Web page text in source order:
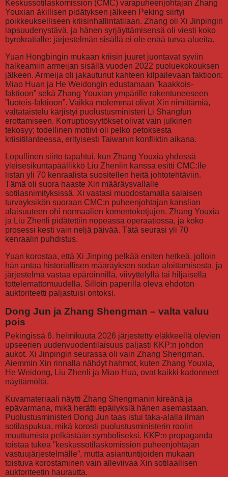
Keskussotilaskomission (CMC) varapuheenjohtajan Zhang
Youxian äkillisen pidätyksen jälkeen Peking siirtyi
poikkeukselliseen kriisinhallintatilaan. Zhang oli Xi Jinpingin
lapsuudenystävä, ja hänen syrjäyttämisensä oli viesti koko
byrokratialle: järjestelmän sisällä ei ole enää turva-alueita.
Yuan Hongbingin mukaan kriisin juuret juontavat syviin
halkeamiin armeijan sisällä vuoden 2022 puoluekokouksen
jälkeen. Armeija oli jakautunut kahteen kilpailevaan faktioon:
Miao Huan ja He Weidongin edustamaan ”kaakkois-
faktioon” sekä Zhang Youxian ympärille rakentuneeseen
”luoteis-faktioon”. Vaikka molemmat olivat Xin nimittämiä,
valtataistelu kärjistyi puolustusministeri Li Shangfun
erottamiseen. Korruptiosyytökset olivat vain julkinen
tekosyy; todellinen motiivi oli pelko petoksesta
kriisitilanteessa, erityisesti Taiwanin konfliktin aikana.
Lopullinen siirto tapahtui, kun Zhang Youxia yhdessä
yleisesikuntapäällikkö Liu Zhenlin kanssa esitti CMC:lle
listan yli 70 kenraalista suositellen heitä johtotehtäviin.
Tämä oli suora haaste Xin määräysvallalle
sotilasnimityksissä. Xi vastasi muodostamalla salaisen
turvayksikön suoraan CMC:n puheenjohtajan kanslian
alaisuuteen ohi normaalien komentoketjujen. Zhang Youxia
ja Liu Zhenli pidätettiin nopeassa operaatiossa, ja koko
prosessi kesti vain neljä päivää. Tätä seurasi yli 70
kenraalin puhdistus.
Yuan korostaa, että Xi Jinping pelkää eniten hetkeä, jolloin
hän antaa historiallisen määräyksen sodan aloittamisesta, ja
järjestelmä vastaa epäröinnillä, viivyttelyllä tai hiljaisella
tottelemattomuudella. Silloin paperilla oleva ehdoton
auktoriteetti paljastuisi ontoksi.
Dong Jun ja Zhang Shengman – valta valuu
pois
Pekingissä 6. helmikuuta 2026 järjestetty eläkkeellä olevien
upseerien uudenvuodentilaisuus paljasti KKP:n johdon
aukot. Xi Jinpingin seurassa oli vain Zhang Shengman.
Aiemmin Xin rinnalla nähdyt hahmot, kuten Zhang Youxia,
He Weidong, Liu Zhenli ja Miao Hua, ovat kaikki kadonneet
näyttämöltä.
Kuvamateriaali näytti Zhang Shengmanin kireänä ja
epävarmana, mikä herätti epäilyksiä hänen asemastaan.
Puolustusministeri Dong Jun taas istui taka-alalla ilman
sotilaspukua, mikä korosti puolustusministerin roolin
muuttumista pelkästään symboliseksi. KKP:n propaganda
toistaa tukea ”keskussotilaskomission puheenjohtajan
vastuujärjestelmälle”, mutta asiantuntijoiden mukaan
toistuva korostaminen vain alleviivaa Xin sotilaallisen
auktoriteetin haurautta.